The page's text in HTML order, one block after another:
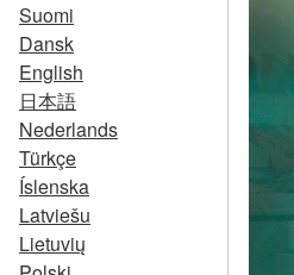
Suomi
Dansk
English
日本語
Nederlands
Türkçe
Íslenska
Latviešu
Lietuvių